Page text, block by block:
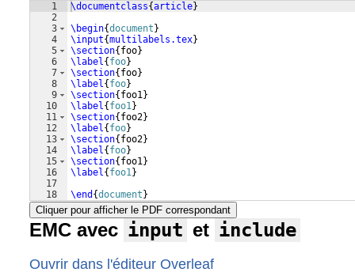
1
2
3
4
5
6
7
8
9
10
11
12
13
14
15
16
17
18
\documentclass{article}
\begin{document }
\input{multilabels.tex}
\section{ foo}
\label{ foo}
\section{ foo}
\label{ foo}
\section{ foo1}
\label{ foo1}
\section{ foo2}
\label{ foo}
\section{ foo2}
\label{ foo}
\section{ foo1}
\label{ foo1}
\end {document }
Cliquer pour afficher le PDF correspondant
EMC avec input et include
Ouvrir dans l'éditeur Overleaf